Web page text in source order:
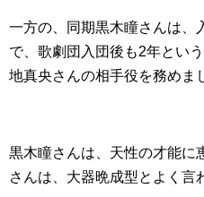
一方の、同期黒木瞳さんは、
で、歌劇団入団後も2年とい
地真央さんの相手役を務めま
黒木瞳さんは、天性の才能に
さんは、大器晩成型とよく言